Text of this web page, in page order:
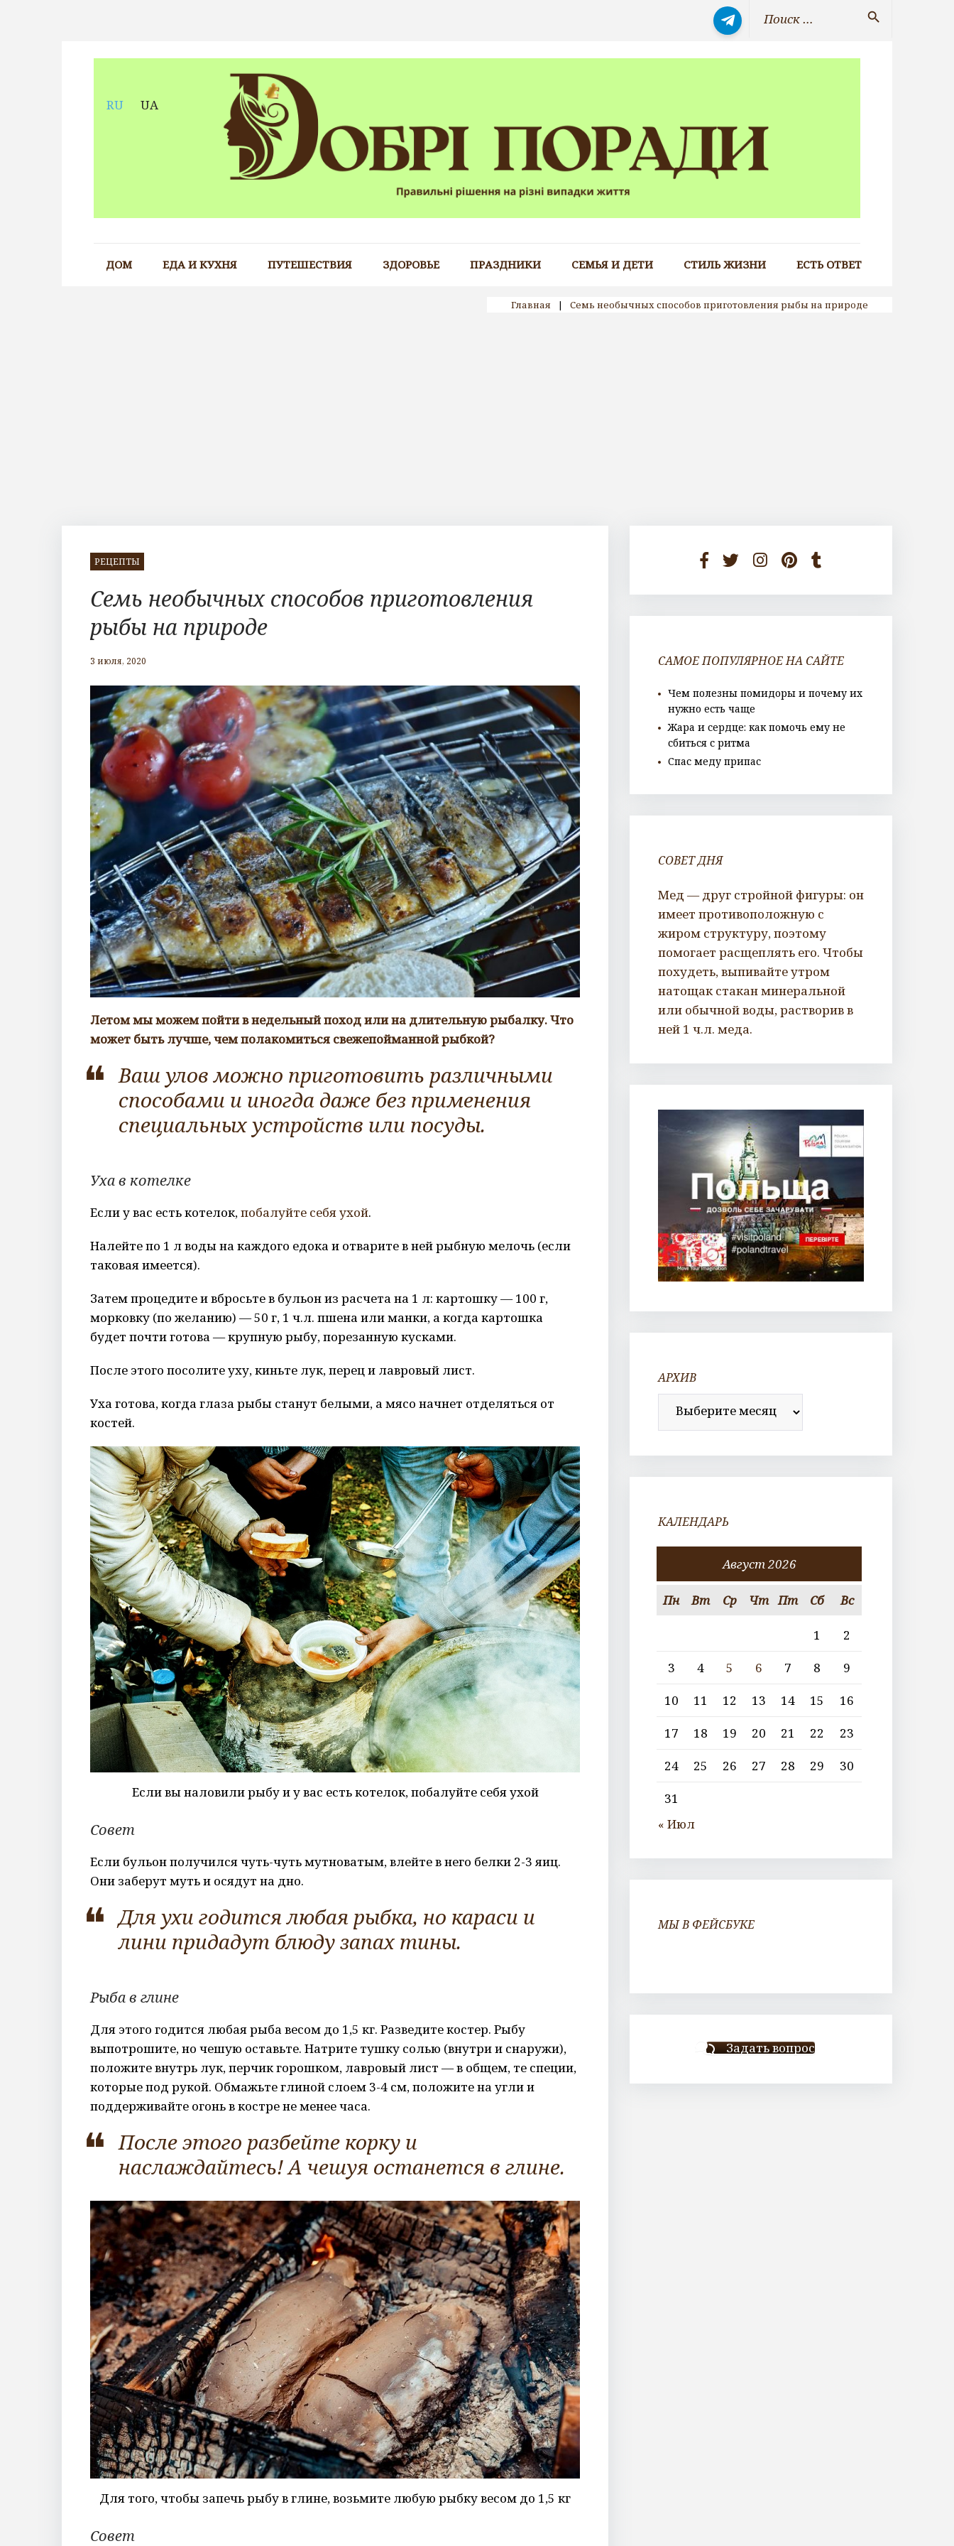
RU UA
search
ДОМ ЕДА И КУХНЯ ПУТЕШЕСТВИЯ ЗДОРОВЬЕ ПРАЗДНИКИ СЕМЬЯ И ДЕТИ СТИЛЬ ЖИЗНИ ЕСТЬ ОТВЕТ
Главная | Семь необычных способов приготовления рыбы на природе
РЕЦЕПТЫ
Семь необычных способов приготовления
рыбы на природе
3 июля, 2020
Летом мы можем пойти в недельный поход или на длительную рыбалку. Что
может быть лучше, чем полакомиться свежепойманной рыбкой?
Ваш улов можно приготовить различными
способами и иногда даже без применения
специальных устройств или посуды.
Уха в котелке
Если у вас есть котелок,побалуйте себя ухой.
Налейте по 1 л воды на каждого едока и отварите в ней рыбную мелочь (если
таковая имеется).
Затем процедите и вбросьте в бульон из расчета на 1 л: картошку — 100 г,
морковку (по желанию) — 50 г, 1 ч.л. пшена или манки, а когда картошка
будет почти готова — крупную рыбу, порезанную кусками.
После этого посолите уху, киньте лук, перец и лавровый лист.
Уха готова, когда глаза рыбы станут белыми, а мясо начнет отделяться от
костей.
Если вы наловили рыбу и у вас есть котелок, побалуйте себя ухой
Совет
Если бульон получился чуть-чуть мутноватым, влейте в него белки 2-3 яиц.
Они заберут муть и осядут на дно.
Для ухи годится любая рыбка, но караси и
лини придадут блюду запах тины.
Рыба в глине
Для этого годится любая рыба весом до 1,5 кг. Разведите костер. Рыбу
выпотрошите, но чешую оставьте. Натрите тушку солью (внутри и снаружи),
положите внутрь лук, перчик горошком, лавровый лист — в общем, те специи,
которые под рукой. Обмажьте глиной слоем 3-4 см, положите на угли и
поддерживайте огонь в костре не менее часа.
После этого разбейте корку и
наслаждайтесь! А чешуя останется в глине.
Для того, чтобы запечь рыбу в глине, возьмите любую рыбку весом до 1,5 кг
Совет
САМОЕ ПОПУЛЯРНОЕ НА САЙТЕ
Чем полезны помидоры и почему их
нужно есть чаще
Жара и сердце: как помочь ему не
сбиться с ритма
Спас меду припас
СОВЕТ ДНЯ
Мед — друг стройной фигуры: он
имеет противоположную с
жиром структуру, поэтому
помогает расщеплять его. Чтобы
похудеть, выпивайте утром
натощак стакан минеральной
или обычной воды, растворив в
ней 1 ч.л. меда.
АРХИВ
Архив
КАЛЕНДАРЬ
Август 2026
Пн Вт Ср Чт Пт Сб Вс
1
2
3
4 5 6 7 8
9
10
11 12 13 14 15
16
17
18 19 20 21 22
23
24
25 26 27 28 29
30
31
« Июл
МЫ В ФЕЙСБУКЕ
Задать вопрос